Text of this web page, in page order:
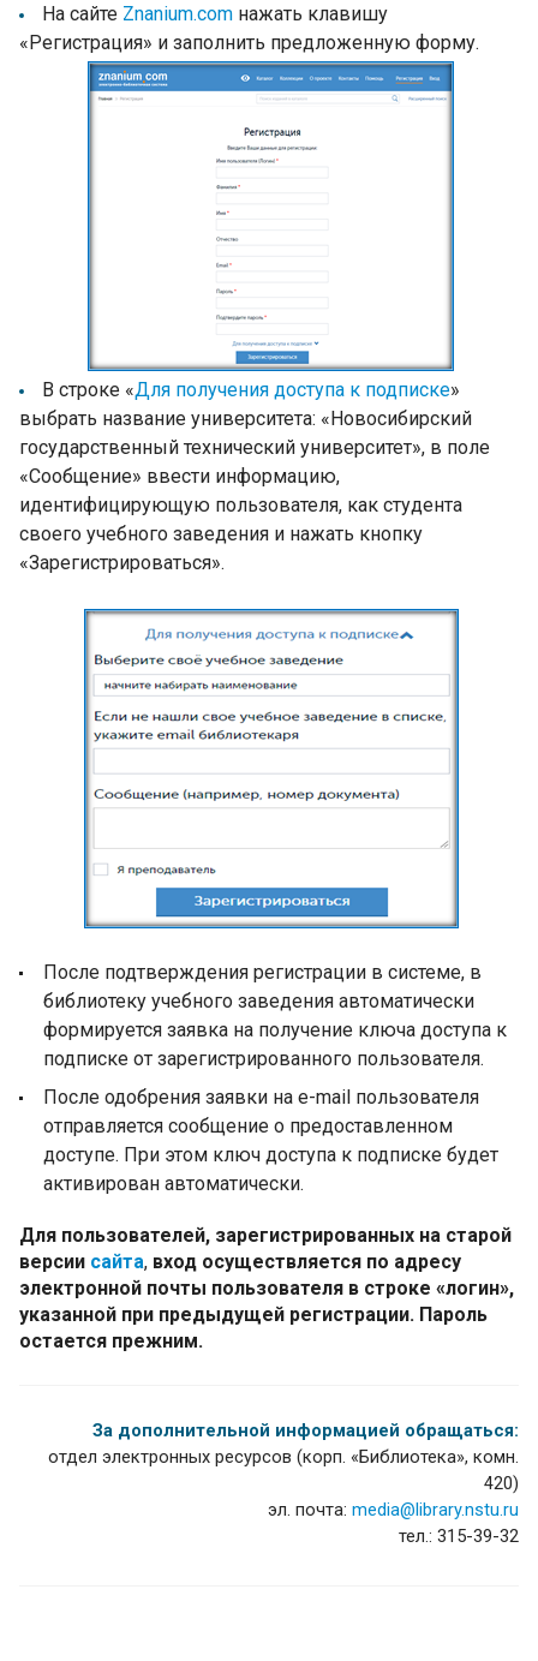
На сайте Znanium.com нажать клавишу
«Регистрация» и заполнить предложенную форму.
В строке «Для получения доступа к подписке»
выбрать название университета: «Новосибирский
государственный технический университет», в поле
«Сообщение» ввести информацию,
идентифицирующую пользователя, как студента
своего учебного заведения и нажать кнопку
«Зарегистрироваться».
После подтверждения регистрации в системе, в
библиотеку учебного заведения автоматически
формируется заявка на получение ключа доступа к
подписке от зарегистрированного пользователя.
После одобрения заявки на e-mail пользователя
отправляется сообщение о предоставленном
доступе. При этом ключ доступа к подписке будет
активирован автоматически.
Для пользователей, зарегистрированных на старой
версии сайта, вход осуществляется по адресу
электронной почты пользователя в строке «логин»,
указанной при предыдущей регистрации. Пароль
остается прежним.
За дополнительной информацией обращаться:
отдел электронных ресурсов (корп. «Библиотека», комн.
420)
эл. почта: media@library.nstu.ru
тел.: 315-39-32